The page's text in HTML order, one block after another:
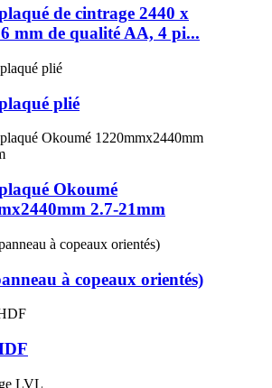
de cintrage 2440 x
mm de qualité AA, 4 pi...
plié
Okoumé
2.7-21mm
à copeaux orientés)